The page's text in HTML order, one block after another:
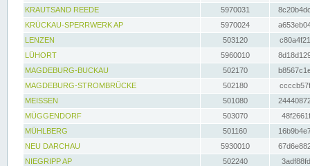
KRAUTSAND REEDE
5970031
KRÜCKAU-SPERRWERK AP
5970024
LENZEN
503120
LÜHORT
5960010
MAGDEBURG-BUCKAU
502170
MAGDEBURG-STROMBRÜCKE
502180
MEISSEN
501080
MÜGGENDORF
503070
MÜHLBERG
501160
NEU DARCHAU
5930010
NIEGRIPP AP
502240